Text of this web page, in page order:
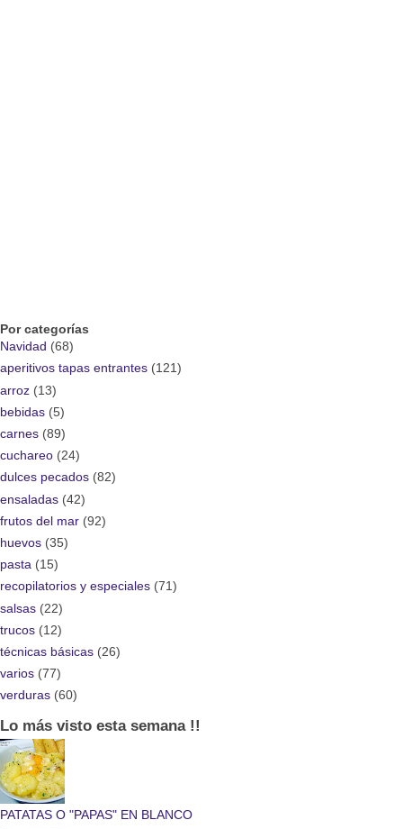
Por categorías
Navidad (68)
aperitivos tapas entrantes (121)
arroz (13)
bebidas (5)
carnes (89)
cuchareo (24)
dulces pecados (82)
ensaladas (42)
frutos del mar (92)
huevos (35)
pasta (15)
recopilatorios y especiales (71)
salsas (22)
trucos (12)
técnicas básicas (26)
varios (77)
verduras (60)
Lo más visto esta semana !!
PATATAS O "PAPAS" EN BLANCO